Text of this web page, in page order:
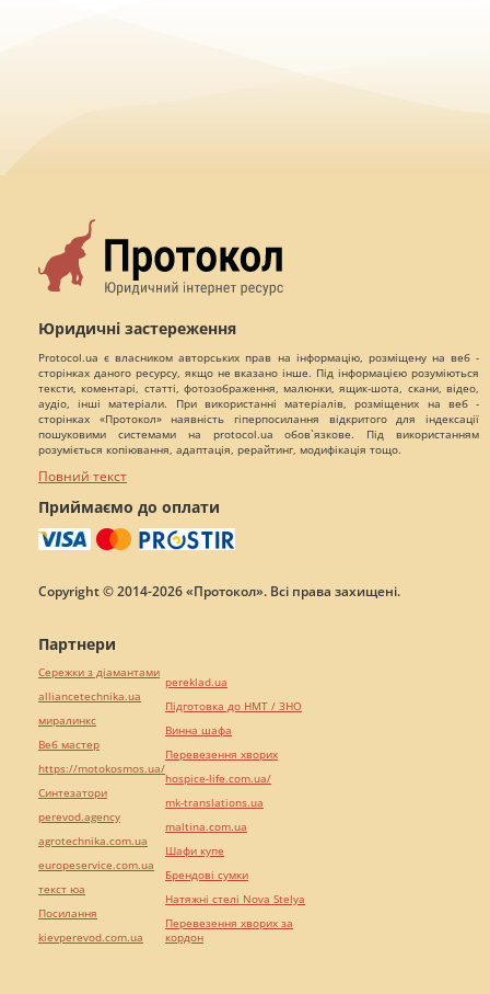
Юридичні застереження
Protocol.ua є власником авторських прав на інформацію, розміщену на веб -
сторінках даного ресурсу, якщо не вказано інше. Під інформацією розуміються
тексти, коментарі, статті, фотозображення, малюнки, ящик-шота, скани, відео,
аудіо, інші матеріали. При використанні матеріалів, розміщених на веб -
сторінках «Протокол» наявність гіперпосилання відкритого для індексації
пошуковими системами на protocol.ua обов`язкове. Під використанням
розуміється копіювання, адаптація, рерайтинг, модифікація тощо.
Повний текст
Приймаємо до оплати
Copyright © 2014-2026 «Протокол». Всі права захищені.
Партнери
Сережки з діамантами
alliancetechnika.ua
миралинкс
Веб мастер
https://motokosmos.ua/
Синтезатори
perevod.agency
agrotechnika.com.ua
europeservice.com.ua
текст юа
Посилання
kievperevod.com.ua
pereklad.ua
Підготовка до НМТ / ЗНО
Винна шафа
Перевезення хворих
hospice-life.com.ua/
mk-translations.ua
maltina.com.ua
Шафи купе
Брендові сумки
Натяжні стелі Nova Stelya
Перевезення хворих за
кордон